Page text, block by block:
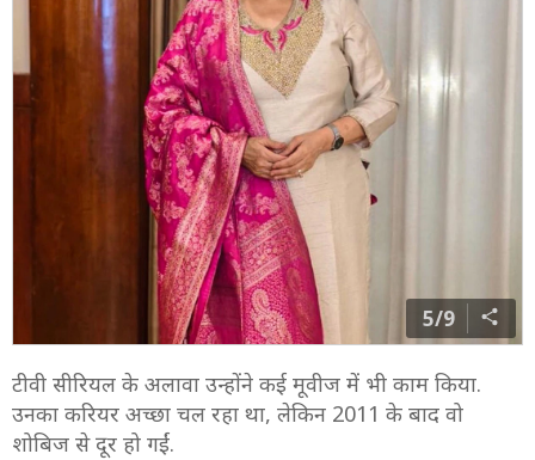
5/9
टीवी सीरियल के अलावा उन्होंने कई मूवीज में भी काम किया.
उनका करियर अच्छा चल रहा था, लेकिन 2011 के बाद वो
शोबिज से दूर हो गईं.